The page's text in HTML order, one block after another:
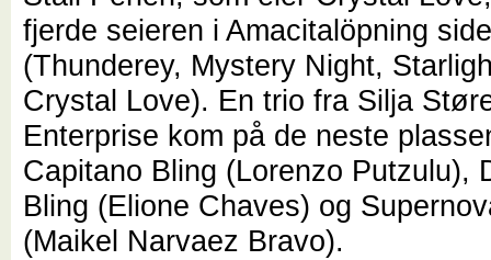
fjerde seieren i Amacitalöpning
(Thunderey, Mystery Night,
Crystal Love). En trio fra Silja
Enterprise kom på de neste
Capitano Bling (Lorenzo Putzulu),
Bling (Elione Chaves) og
(Maikel Narvaez Bravo).